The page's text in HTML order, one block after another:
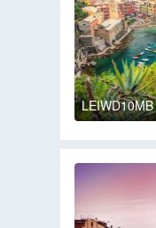
LEIWD10MB